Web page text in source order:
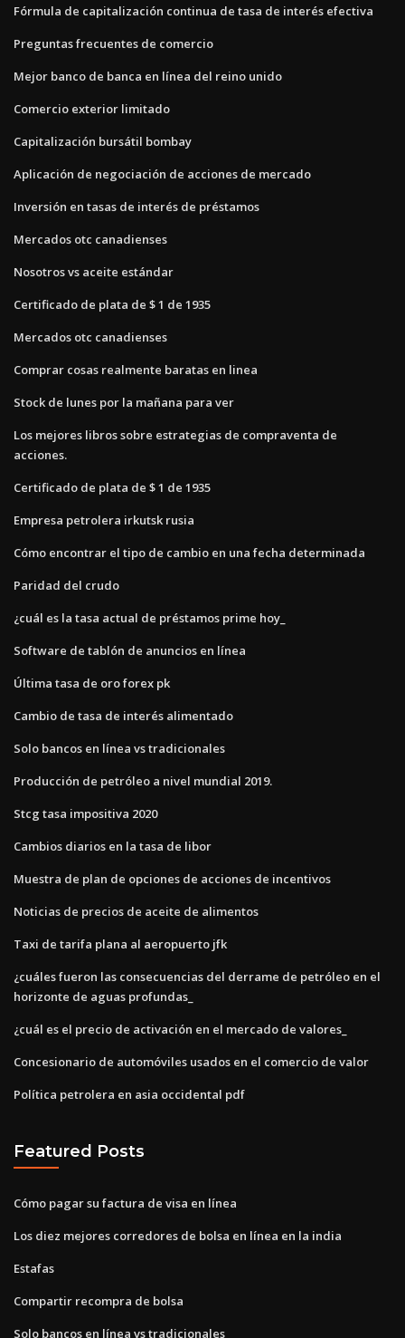
Fórmula de capitalización continua de tasa de interés efectiva
Preguntas frecuentes de comercio
Mejor banco de banca en línea del reino unido
Comercio exterior limitado
Capitalización bursátil bombay
Aplicación de negociación de acciones de mercado
Inversión en tasas de interés de préstamos
Mercados otc canadienses
Nosotros vs aceite estándar
Certificado de plata de $ 1 de 1935
Mercados otc canadienses
Comprar cosas realmente baratas en linea
Stock de lunes por la mañana para ver
Los mejores libros sobre estrategias de compraventa de
acciones.
Certificado de plata de $ 1 de 1935
Empresa petrolera irkutsk rusia
Cómo encontrar el tipo de cambio en una fecha determinada
Paridad del crudo
¿cuál es la tasa actual de préstamos prime hoy_
Software de tablón de anuncios en línea
Última tasa de oro forex pk
Cambio de tasa de interés alimentado
Solo bancos en línea vs tradicionales
Producción de petróleo a nivel mundial 2019.
Stcg tasa impositiva 2020
Cambios diarios en la tasa de libor
Muestra de plan de opciones de acciones de incentivos
Noticias de precios de aceite de alimentos
Taxi de tarifa plana al aeropuerto jfk
¿cuáles fueron las consecuencias del derrame de petróleo en el
horizonte de aguas profundas_
¿cuál es el precio de activación en el mercado de valores_
Concesionario de automóviles usados ​​en el comercio de valor
Política petrolera en asia occidental pdf
Featured Posts
Cómo pagar su factura de visa en línea
Los diez mejores corredores de bolsa en línea en la india
Estafas
Compartir recompra de bolsa
Solo bancos en línea vs tradicionales